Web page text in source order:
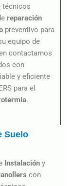
técnicos
reparación
preventivo para
equipo de
contactarnos
con
y eficiente
para el
.
Suelo
Instalación y
con